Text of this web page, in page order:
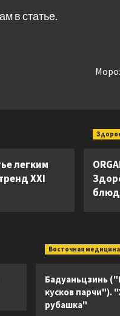
в статье.
легким
XXI
Восточная медицина
Бадуаньцзинь
кусков парчи").
рубашка"